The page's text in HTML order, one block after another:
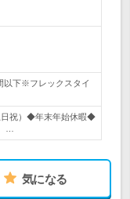
以下※フレックスタイ
日祝）◆年末年始休暇◆
…
気になる